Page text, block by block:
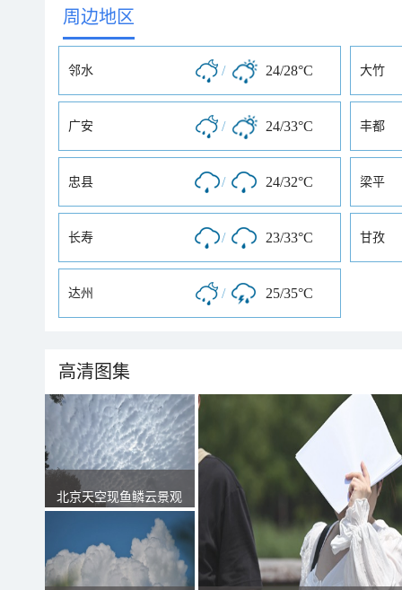
周边地区
邻水 / 24/28°C 大竹
广安 / 24/33°C 丰都
忠县 / 24/32°C 梁平
长寿 / 23/33°C 甘孜
达州 / 25/35°C
高清图集
北京天空现鱼鳞云景观